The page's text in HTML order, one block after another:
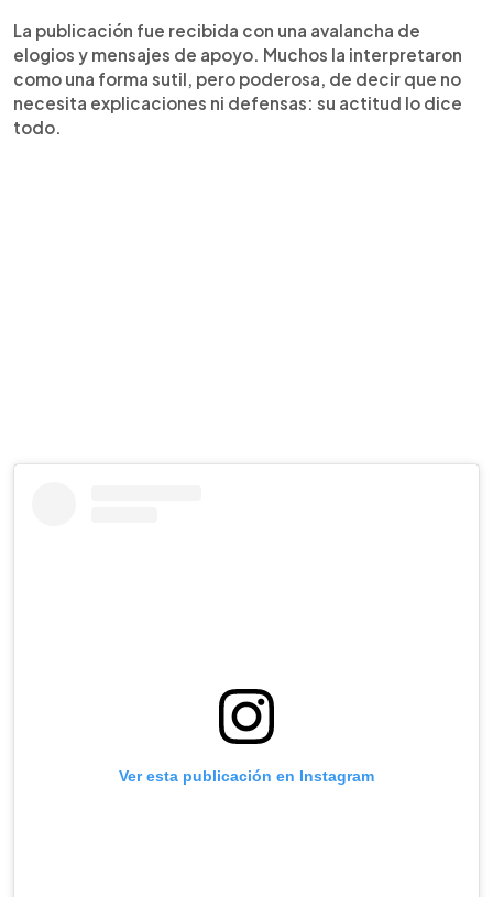
La publicación fue recibida con una avalancha de
elogios y mensajes de apoyo. Muchos la interpretaron
como una forma sutil, pero poderosa, de decir que no
necesita explicaciones ni defensas: su actitud lo dice
todo.
Ver esta publicación en Instagram